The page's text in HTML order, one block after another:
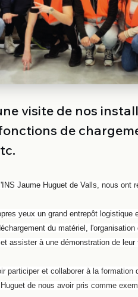
visite de nos
de
Jaume Huguet de Valls, nous
yeux un grand entrepôt
du matériel,
assister à une démonstration de
participer et collaborer à la
de nous avoir pris comme